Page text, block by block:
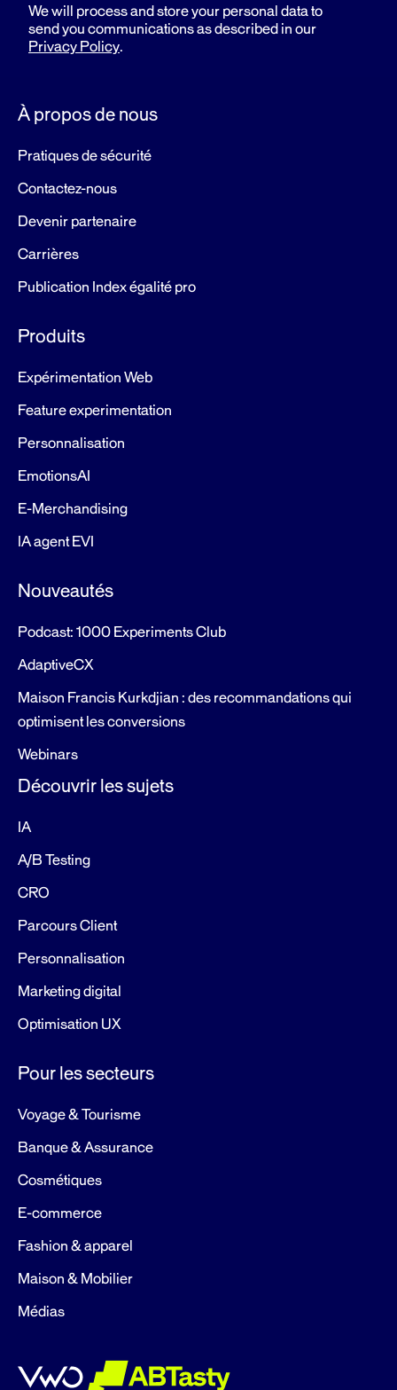
We will process and store your personal data to
send you communications as described in our
Privacy Policy.
À propos de nous
Pratiques de sécurité
Contactez-nous
Devenir partenaire
Carrières
Publication Index égalité pro
Produits
Expérimentation Web
Feature experimentation
Personnalisation
EmotionsAI
E-Merchandising
IA agent EVI
Nouveautés
Podcast: 1000 Experiments Club
AdaptiveCX
Maison Francis Kurkdjian : des recommandations qui
optimisent les conversions
Webinars
Découvrir les sujets
IA
A/B Testing
CRO
Parcours Client
Personnalisation
Marketing digital
Optimisation UX
Pour les secteurs
Voyage & Tourisme
Banque & Assurance
Cosmétiques
E-commerce
Fashion & apparel
Maison & Mobilier
Médias